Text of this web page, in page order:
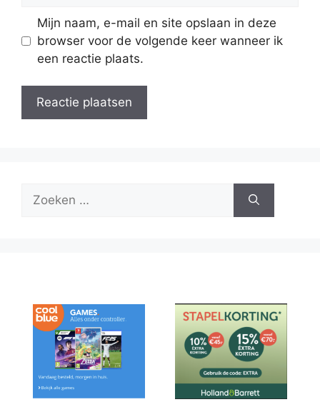
Mijn naam, e-mail en site opslaan in deze
browser voor de volgende keer wanneer ik
een reactie plaats.
Zoek